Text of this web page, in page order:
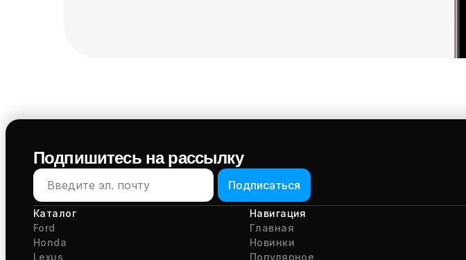
Подпишитесь на рассылку
Подписаться
Каталог
Ford
Honda
Lexus
Навигация
Главная
Новинки
Популярное